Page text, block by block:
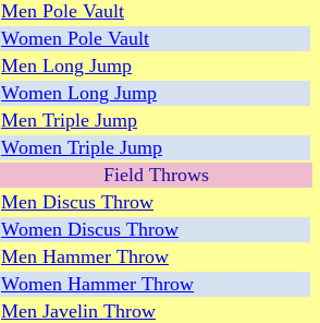
Men Pole Vault
Women Pole Vault
Men Long Jump
Women Long Jump
Men Triple Jump
Women Triple Jump
Field Throws
Men Discus Throw
Women Discus Throw
Men Hammer Throw
Women Hammer Throw
Men Javelin Throw